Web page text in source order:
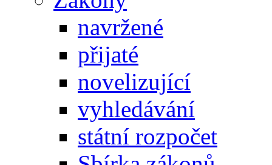
navržené
přijaté
novelizující
vyhledávání
státní rozpočet